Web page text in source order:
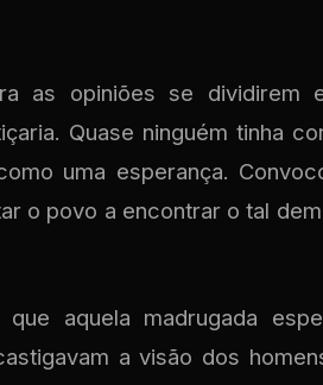
as opiniões se
Quase ninguém tinha
uma esperança.
o povo a encontrar o tal
que aquela madrugada
a visão dos